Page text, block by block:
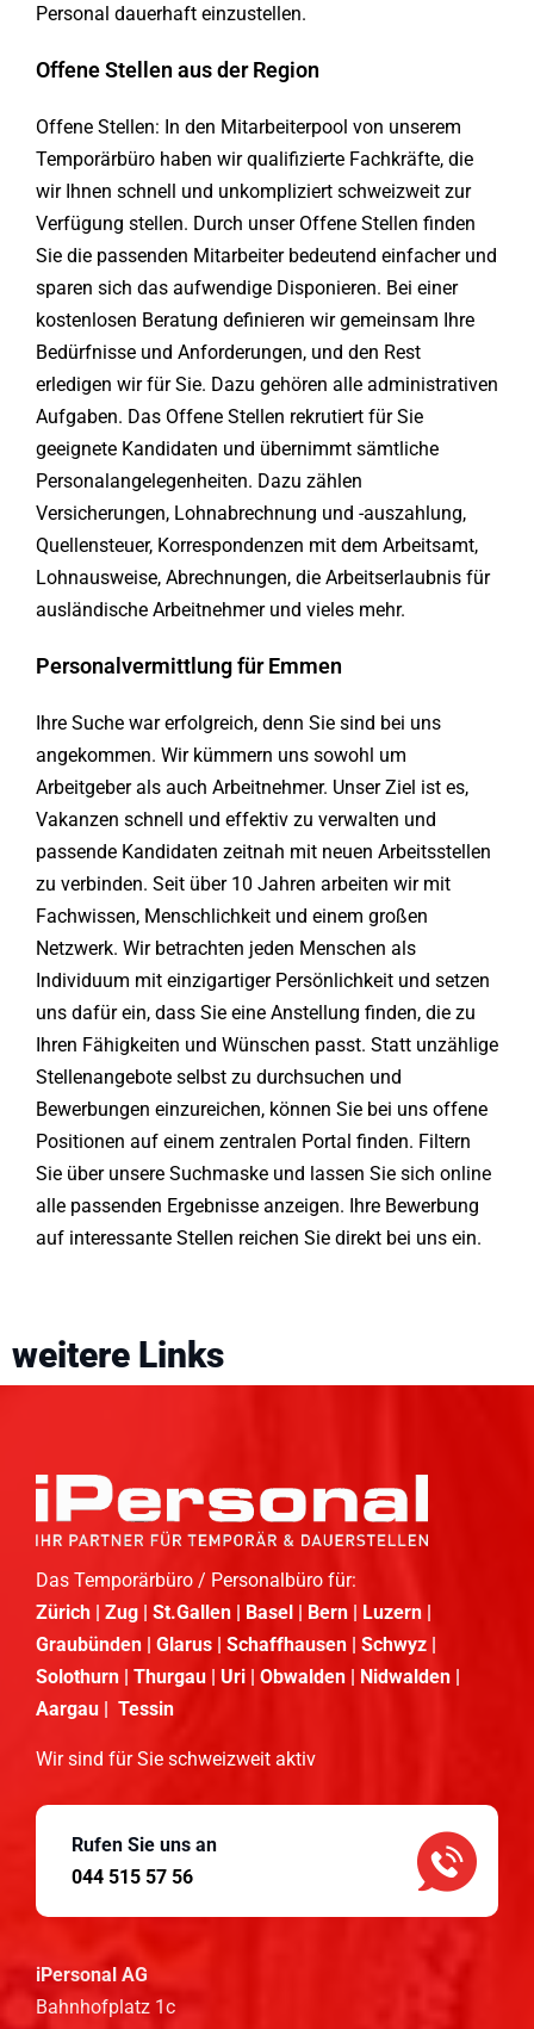
Personal dauerhaft einzustellen.
Offene Stellen aus der Region
Offene Stellen: In den Mitarbeiterpool von unserem
Temporärbüro haben wir qualifizierte Fachkräfte, die
wir Ihnen schnell und unkompliziert schweizweit zur
Verfügung stellen. Durch unser Offene Stellen finden
Sie die passenden Mitarbeiter bedeutend einfacher und
sparen sich das aufwendige Disponieren. Bei einer
kostenlosen Beratung definieren wir gemeinsam Ihre
Bedürfnisse und Anforderungen, und den Rest
erledigen wir für Sie. Dazu gehören alle administrativen
Aufgaben. Das Offene Stellen rekrutiert für Sie
geeignete Kandidaten und übernimmt sämtliche
Personalangelegenheiten. Dazu zählen
Versicherungen, Lohnabrechnung und -auszahlung,
Quellensteuer, Korrespondenzen mit dem Arbeitsamt,
Lohnausweise, Abrechnungen, die Arbeitserlaubnis für
ausländische Arbeitnehmer und vieles mehr.
Personalvermittlung für Emmen
Ihre Suche war erfolgreich, denn Sie sind bei uns
angekommen. Wir kümmern uns sowohl um
Arbeitgeber als auch Arbeitnehmer. Unser Ziel ist es,
Vakanzen schnell und effektiv zu verwalten und
passende Kandidaten zeitnah mit neuen Arbeitsstellen
zu verbinden. Seit über 10 Jahren arbeiten wir mit
Fachwissen, Menschlichkeit und einem großen
Netzwerk. Wir betrachten jeden Menschen als
Individuum mit einzigartiger Persönlichkeit und setzen
uns dafür ein, dass Sie eine Anstellung finden, die zu
Ihren Fähigkeiten und Wünschen passt. Statt unzählige
Stellenangebote selbst zu durchsuchen und
Bewerbungen einzureichen, können Sie bei uns offene
Positionen auf einem zentralen Portal finden. Filtern
Sie über unsere Suchmaske und lassen Sie sich online
alle passenden Ergebnisse anzeigen. Ihre Bewerbung
auf interessante Stellen reichen Sie direkt bei uns ein.
weitere Links
Das Temporärbüro / Personalbüro für:
Zürich | Zug | St.Gallen | Basel | Bern | Luzern |
Graubünden | Glarus | Schaffhausen | Schwyz |
Solothurn | Thurgau | Uri | Obwalden | Nidwalden |
Aargau | Tessin
Wir sind für Sie schweizweit aktiv
Rufen Sie uns an
044 515 57 56
iPersonal AG
Bahnhofplatz 1c